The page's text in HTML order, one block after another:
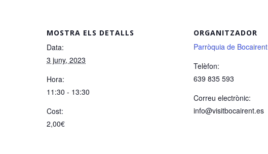
MOSTRA ELS DETALLS
Data:
3 juny, 2023
Hora:
11:30 - 13:30
Cost:
2,00€
ORGANITZADOR
Parròquia de Bocairent
Telèfon:
639 835 593
Correu electrònic:
info@visitbocairent.es